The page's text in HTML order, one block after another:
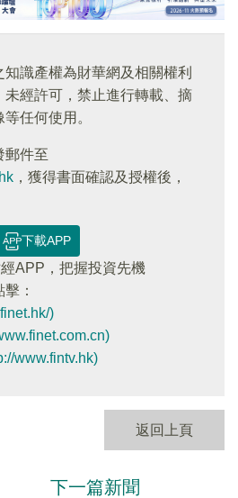
識產權為財華網及相關權利
未經許可，禁止進行轉載、摘
任何使用。
郵件至
，獲得書面確認及授權後，
下載APP
APP，把握投資先機
：
)
www.fintv.hk)
返回上頁
下一篇新聞